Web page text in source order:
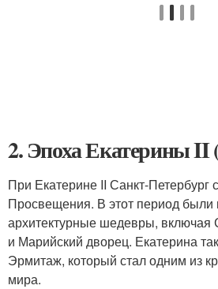
2. Эпоха Екатерины II
При Екатерине II Санкт-Петербург
Просвещения. В этот период были
архитектурные шедевры,
и Марийский дворец. Екатерина
Эрмитаж, который стал одним из
мира.